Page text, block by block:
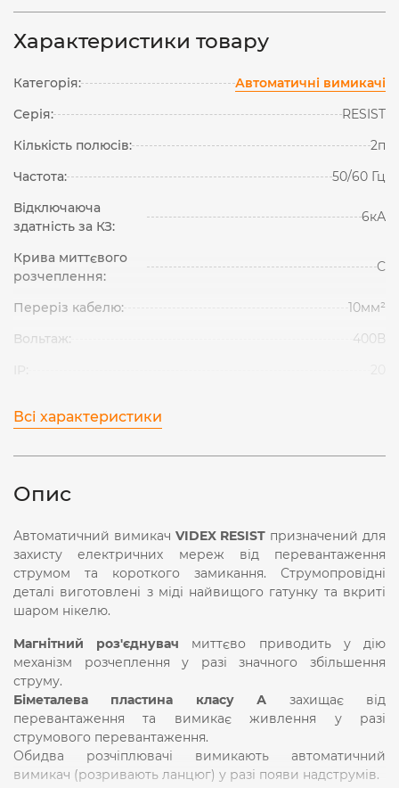
Характеристики товару
Категорія:
Автоматичні вимикачі
Серія:
RESIST
Кількість полюсів:
2п
Частота:
50/60 Гц
Відключаюча
здатність за КЗ:
6кА
Крива миттєвого
розчеплення:
С
Переріз кабелю:
10мм²
Вольтаж:
400В
Всі характеристики
Опис
Автоматичний вимикач VIDEX RESIST призначений для
захисту електричних мереж від перевантаження
струмом та короткого замикання. Струмопровідні
деталі виготовлені з міді найвищого гатунку та вкриті
шаром нікелю.
Магнітний роз'єднувач миттєво приводить у дію
механізм розчеплення у разі значного збільшення
струму.
Біметалева пластина класу А захищає від
перевантаження та вимикає живлення у разі
струмового перевантаження.
Обидва розчіплювачі вимикають автоматичний
вимикач (розривають ланцюг) у разі появи надструмів.